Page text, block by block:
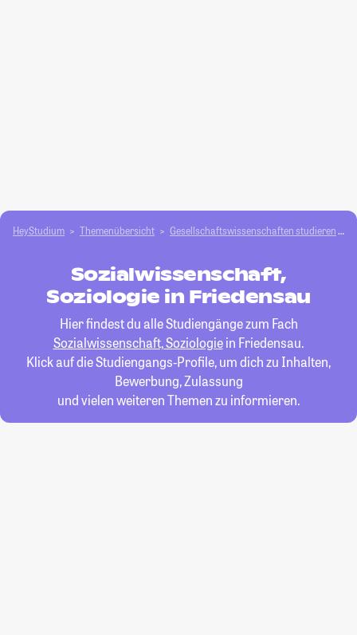
HeyStudium Themenübersicht Gesellschafts­­wissenschaften studieren
Sozialwissenschaft,
Soziologie in Friedensau
Hier findest du alle Studiengänge zum Fach
Sozialwissenschaft, Soziologiein Friedensau.
Klick auf die Studiengangs-Profile, um dich zu Inhalten,
Bewerbung, Zulassung
und vielen weiteren Themen zu informieren.